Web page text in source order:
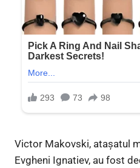
Victor Makovski, atașatul
Evgheni Ignatiev, au fost